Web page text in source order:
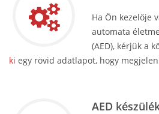
Ha Ön kezelője
automata
(AED), kérjük a
ki egy rövid adatlapot, hogy
AED